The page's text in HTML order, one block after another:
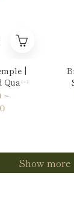
|
Quartz
~
Show more